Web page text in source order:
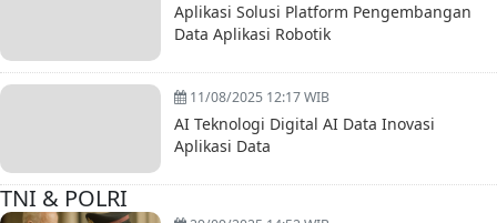
Aplikasi Solusi Platform Pengembangan
Data Aplikasi Robotik
11/08/2025 12:17 WIB
AI Teknologi Digital AI Data Inovasi
Aplikasi Data
TNI & POLRI